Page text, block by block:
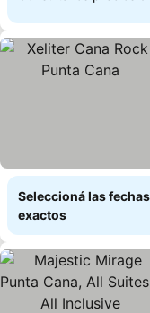
Seleccioná las
exactos